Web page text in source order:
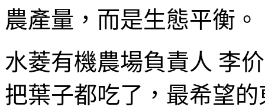
農產量，而是生態平衡。
水菱有機農場負責人 李
把葉子都吃了，最希望